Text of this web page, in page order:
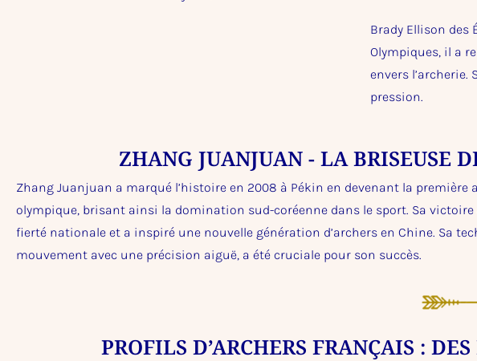
Brady Ellison des
Olympiques, il a
envers
pression.
ZHANG JUANJUAN - LA BRISEUSE
Zhang Juanjuan a marqué l’histoire en 2008 à Pékin en devenant la première
olympique, brisant ainsi la domination sud-coréenne dans le sport. Sa
fierté nationale et a inspiré une nouvelle génération d’archers en Chine. Sa
mouvement avec une précision aiguë, a été cruciale pour son succès.
PROFILS D’ARCHERS FRANÇAIS :